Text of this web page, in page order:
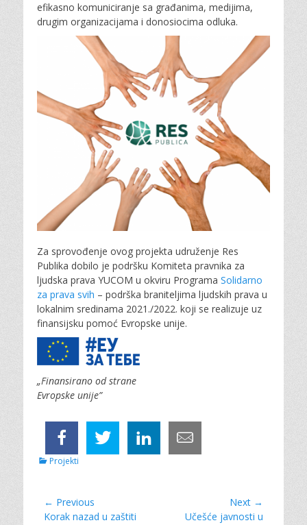
efikasno komuniciranje sa građanima, medijima,
drugim organizacijama i donosiocima odluka.
Za sprovođenje ovog projekta udruženje Res
Publika dobilo je podršku Komiteta pravnika za
ljudska prava YUCOM u okviru Programa Solidarno
za prava svih – podrška braniteljima ljudskih prava u
lokalnim sredinama 2021./2022. koji se realizuje uz
finansijsku pomoć Evropske unije.
„Finansirano od strane
Evropske unije”
C
Projekti
Post
navigation
← Previous
Previous
Korak nazad u zaštiti
Next →
Učešće javnosti u